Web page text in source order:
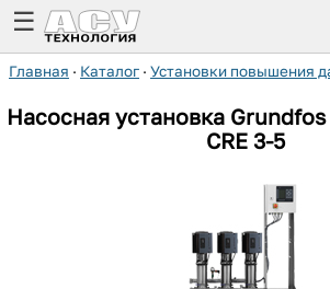
☰
Главная · Каталог · Установки повышения
Насосная установка
CRE 3-5